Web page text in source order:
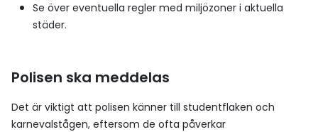
Se över eventuella regler med miljözoner i aktuella
städer.
Polisen ska meddelas
Det är viktigt att polisen känner till studentflaken och
karnevalstågen, eftersom de ofta påverkar